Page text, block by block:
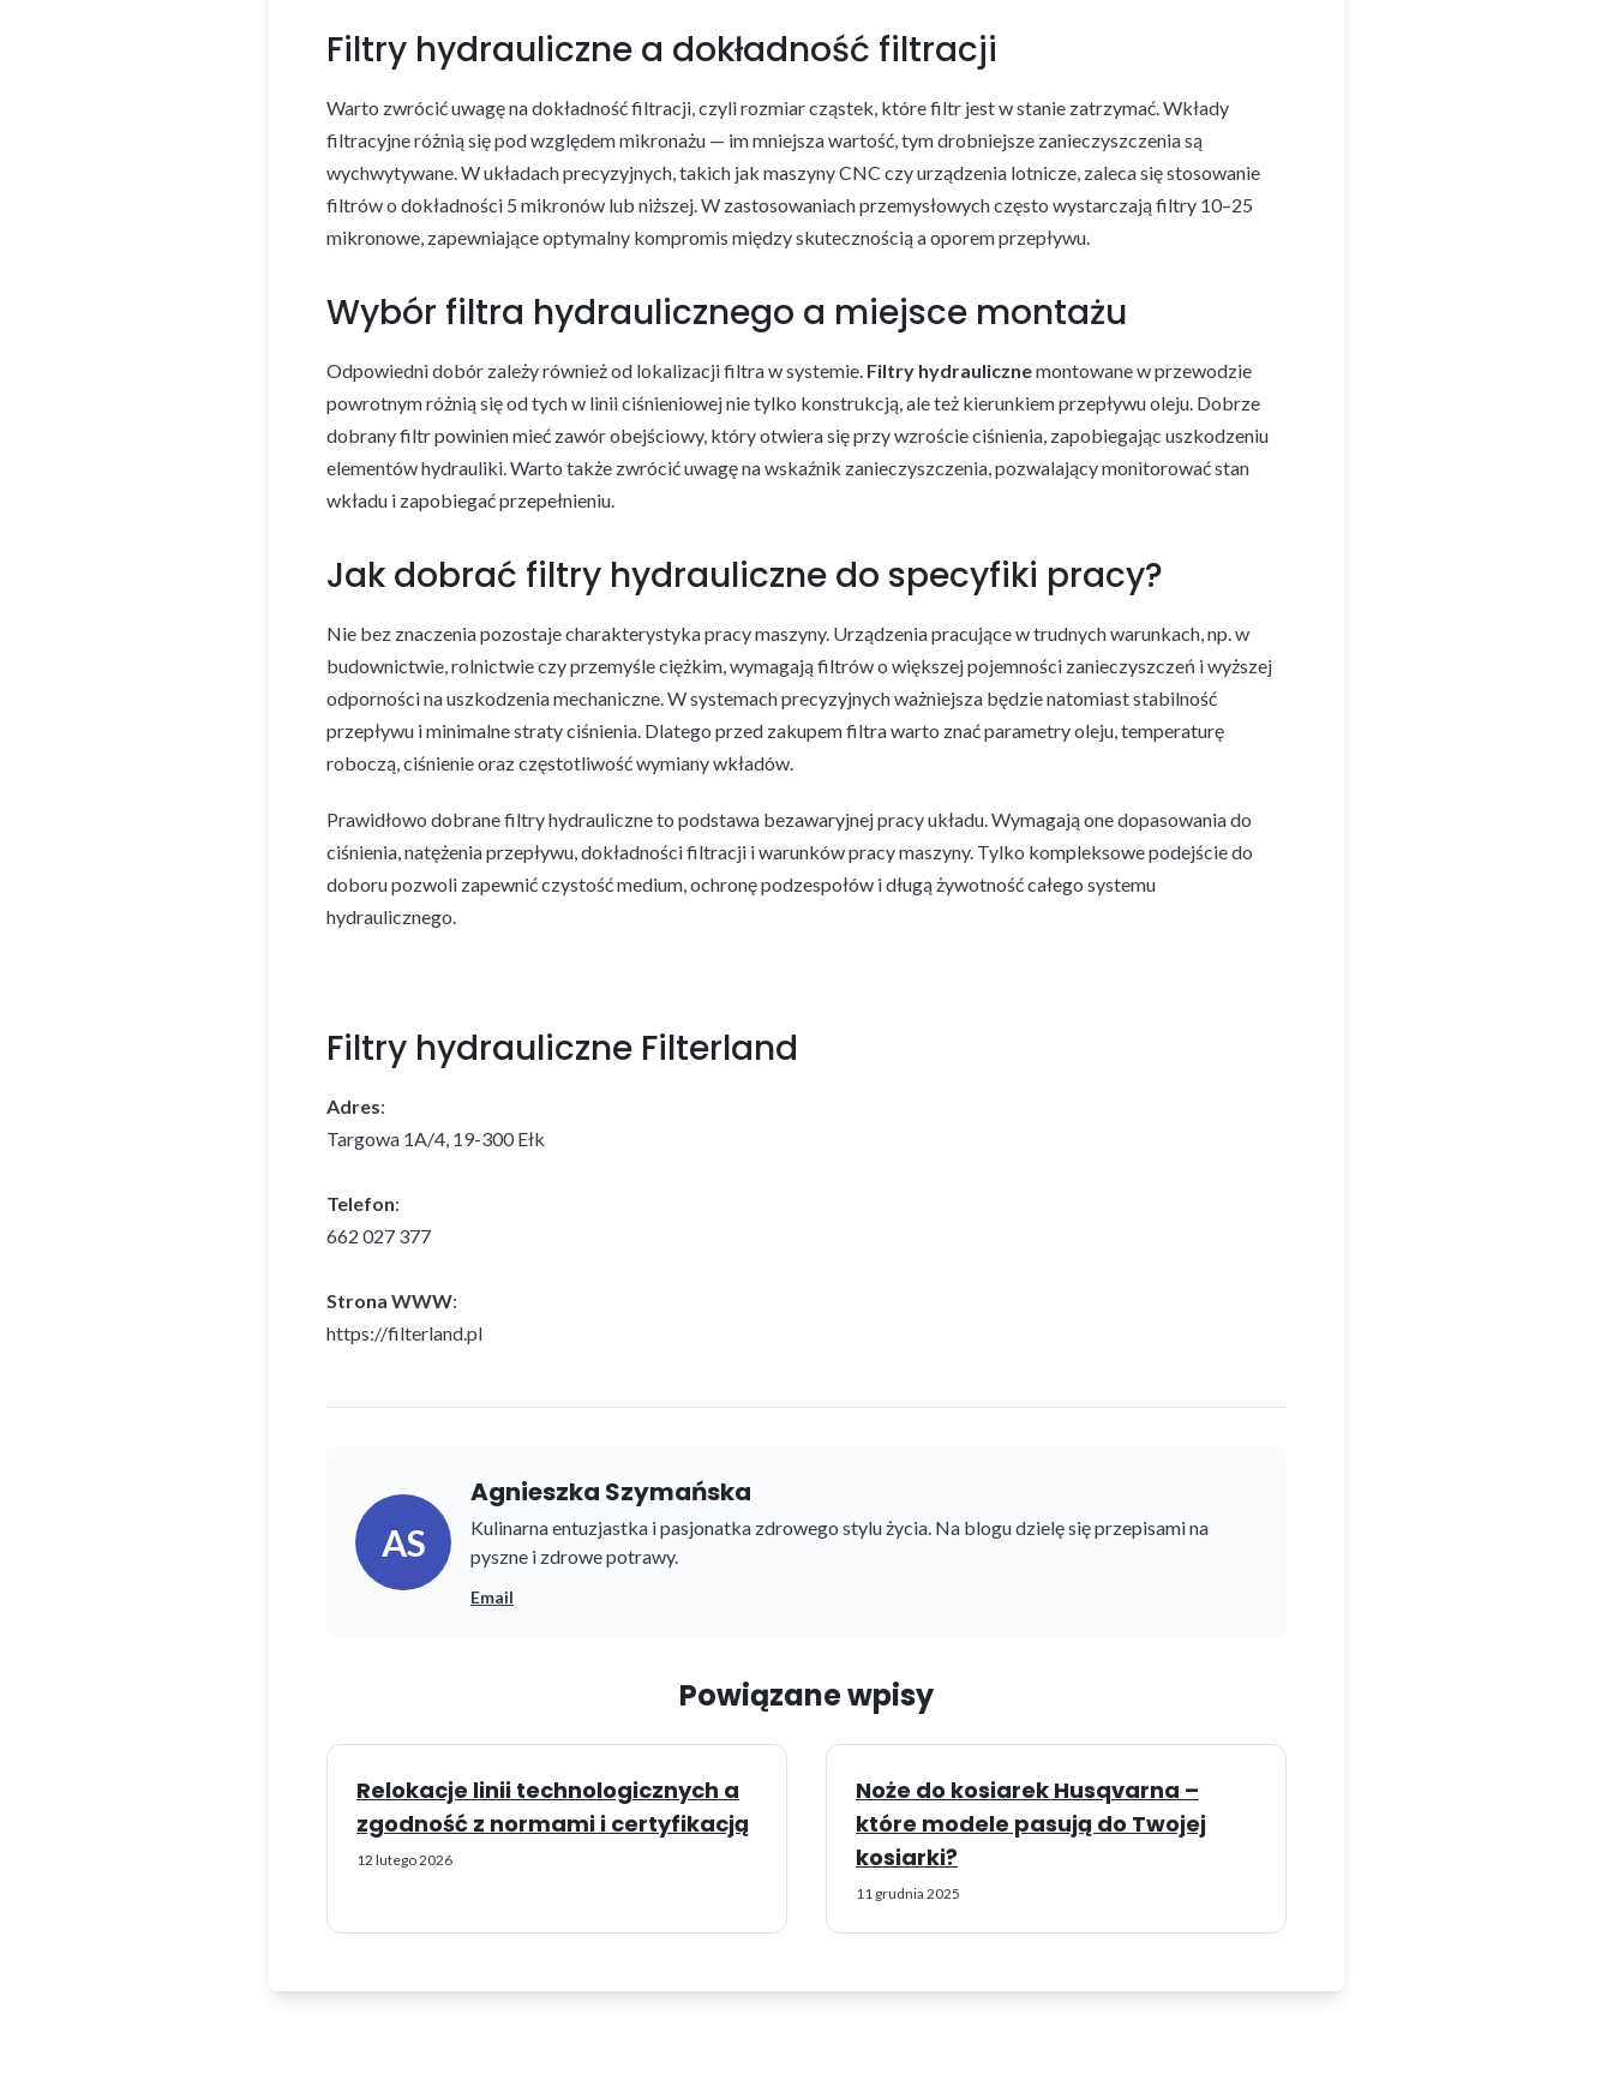
Filtry hydrauliczne a dokładność filtracji
Warto zwrócić uwagę na dokładność filtracji, czyli rozmiar cząstek, które filtr jest w stanie zatrzymać. Wkłady
filtracyjne różnią się pod względem mikronażu — im mniejsza wartość, tym drobniejsze zanieczyszczenia są
wychwytywane. W układach precyzyjnych, takich jak maszyny CNC czy urządzenia lotnicze, zaleca się stosowanie
filtrów o dokładności 5 mikronów lub niższej. W zastosowaniach przemysłowych często wystarczają filtry 10–25
mikronowe, zapewniające optymalny kompromis między skutecznością a oporem przepływu.
Wybór filtra hydraulicznego a miejsce montażu
Odpowiedni dobór zależy również od lokalizacji filtra w systemie. Filtry hydraulicznemontowane w przewodzie
powrotnym różnią się od tych w linii ciśnieniowej nie tylko konstrukcją, ale też kierunkiem przepływu oleju. Dobrze
dobrany filtr powinien mieć zawór obejściowy, który otwiera się przy wzroście ciśnienia, zapobiegając uszkodzeniu
elementów hydrauliki. Warto także zwrócić uwagę na wskaźnik zanieczyszczenia, pozwalający monitorować stan
wkładu i zapobiegać przepełnieniu.
Jak dobrać filtry hydrauliczne do specyfiki pracy?
Nie bez znaczenia pozostaje charakterystyka pracy maszyny. Urządzenia pracujące w trudnych warunkach, np. w
budownictwie, rolnictwie czy przemyśle ciężkim, wymagają filtrów o większej pojemności zanieczyszczeń i wyższej
odporności na uszkodzenia mechaniczne. W systemach precyzyjnych ważniejsza będzie natomiast stabilność
przepływu i minimalne straty ciśnienia. Dlatego przed zakupem filtra warto znać parametry oleju, temperaturę
roboczą, ciśnienie oraz częstotliwość wymiany wkładów.
Prawidłowo dobrane filtry hydrauliczne to podstawa bezawaryjnej pracy układu. Wymagają one dopasowania do
ciśnienia, natężenia przepływu, dokładności filtracji i warunków pracy maszyny. Tylko kompleksowe podejście do
doboru pozwoli zapewnić czystość medium, ochronę podzespołów i długą żywotność całego systemu
hydraulicznego.
Filtry hydrauliczne Filterland
Adres:
Targowa 1A/4, 19-300 Ełk
Telefon:
662 027 377
Strona WWW:
https://filterland.pl
AS
Agnieszka Szymańska
Kulinarna entuzjastka i pasjonatka zdrowego stylu życia. Na blogu dzielę się przepisami na
pyszne i zdrowe potrawy.
Email
Powiązane wpisy
Relokacje linii technologicznych a
zgodność z normami i certyfikacją
12 lutego 2026
Noże do kosiarek Husqvarna –
które modele pasują do Twojej
kosiarki?
11 grudnia 2025